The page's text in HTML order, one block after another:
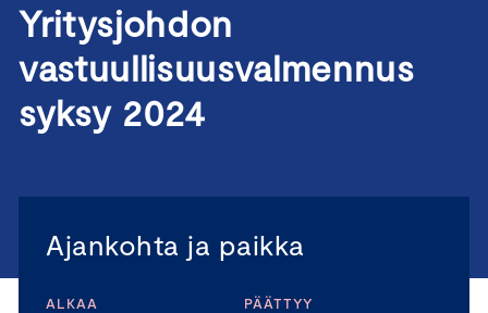
Yritysjohdon
vastuullisuusvalmennus
syksy 2024
Ajankohta ja paikka
ALKAA PÄÄTTYY